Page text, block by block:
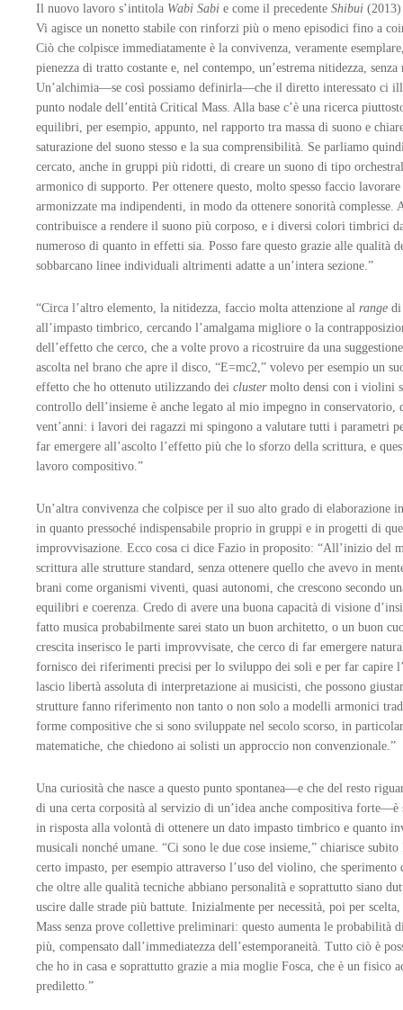
Il nuovo lavoro s’intitola Wabi Sabi e come il precedente Shibui (2013)
Vi agisce un nonetto stabile con rinforzi più o meno episodici fino a
Ciò che colpisce immediatamente è la convivenza, veramente
pienezza di tratto costante e, nel contempo, un’estrema nitidezza,
Un’alchimia—se così possiamo definirla—che il diretto interessato ci
punto nodale dell’entità Critical Mass. Alla base c’è una ricerca
equilibri, per esempio, appunto, nel rapporto tra massa di suono e
saturazione del suono stesso e la sua comprensibilità. Se parliamo
cercato, anche in gruppi più ridotti, di creare un suono di tipo
armonico di supporto. Per ottenere questo, molto spesso faccio
armonizzate ma indipendenti, in modo da ottenere sonorità complesse.
contribuisce a rendere il suono più corposo, e i diversi colori timbrici
numeroso di quanto in effetti sia. Posso fare questo grazie alle qualità
sobbarcano linee individuali altrimenti adatte a un’intera sezione.”
“Circa l’altro elemento, la nitidezza, faccio molta attenzione al range di
all’impasto timbrico, cercando l’amalgama migliore o la
dell’effetto che cerco, che a volte provo a ricostruire da una
ascolta nel brano che apre il disco, “E=mc2,” volevo per esempio un
effetto che ho ottenuto utilizzando dei clustermolto densi con i violini
controllo dell’insieme è anche legato al mio impegno in conservatorio,
vent’anni: i lavori dei ragazzi mi spingono a valutare tutti i parametri
far emergere all’ascolto l’effetto più che lo sforzo della scrittura, e
lavoro compositivo.”
Un’altra convivenza che colpisce per il suo alto grado di elaborazione
in quanto pressoché indispensabile proprio in gruppi e in progetti di
improvvisazione. Ecco cosa ci dice Fazio in proposito: “All’inizio del
scrittura alle strutture standard, senza ottenere quello che avevo in
brani come organismi viventi, quasi autonomi, che crescono secondo
equilibri e coerenza. Credo di avere una buona capacità di visione
fatto musica probabilmente sarei stato un buon architetto, o un buon
crescita inserisco le parti improvvisate, che cerco di far emergere
fornisco dei riferimenti precisi per lo sviluppo dei soli e per far capire
lascio libertà assoluta di interpretazione ai musicisti, che possono
strutture fanno riferimento non tanto o non solo a modelli armonici
forme compositive che si sono sviluppate nel secolo scorso, in
matematiche, che chiedono ai solisti un approccio non convenzionale.”
Una curiosità che nasce a questo punto spontanea—e che del resto
di una certa corposità al servizio di un’idea anche compositiva forte—è
in risposta alla volontà di ottenere un dato impasto timbrico e quanto
musicali nonché umane. “Ci sono le due cose insieme,” chiarisce
certo impasto, per esempio attraverso l’uso del violino, che
che oltre alle qualità tecniche abbiano personalità e soprattutto siano
uscire dalle strade più battute. Inizialmente per necessità, poi per
Mass senza prove collettive preliminari: questo aumenta le probabilità
più, compensato dall’immediatezza dell’estemporaneità. Tutto ciò è
che ho in casa e soprattutto grazie a mia moglie Fosca, che è un fisico
prediletto.”